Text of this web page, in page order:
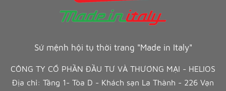
Sứ mệnh hội tụ thời trang "Made in Italy"
CÔNG TY CỔ PHẦN ĐẦU TƯ VÀ THƯƠNG MẠI - HELIOS
Địa chỉ: Tầng 1- Tòa D - Khách sạn La Thành - 226 Vạn